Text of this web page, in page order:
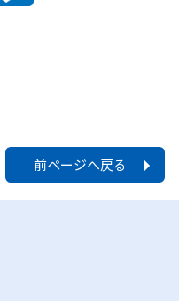
前ページへ戻る